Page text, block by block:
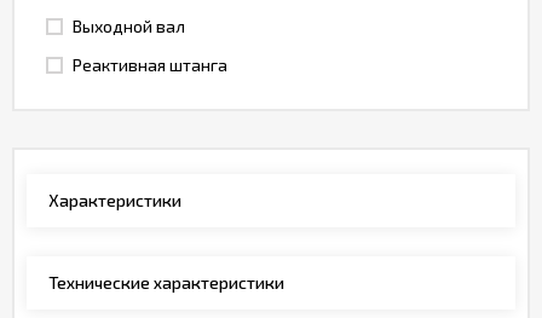
Выходной вал
Реактивная штанга
Характеристики
Технические характеристики